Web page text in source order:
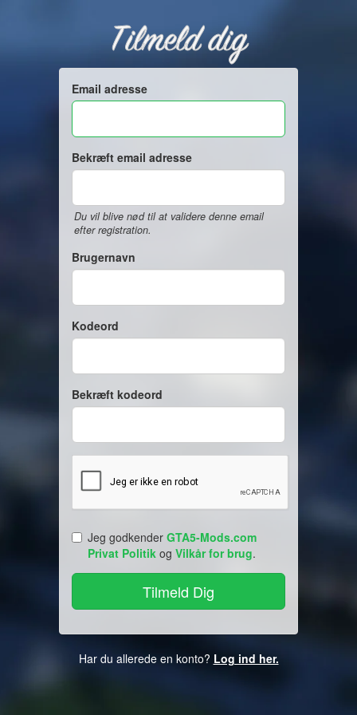
Tilmeld dig
Email adresse
Bekræft email adresse
Du vil blive nød til at validere denne email
efter registration.
Brugernavn
Kodeord
Bekræft kodeord
Jeg godkender GTA5-Mods.com
Privat Politik og Vilkår for brug.
Har du allerede en konto? Log ind her.